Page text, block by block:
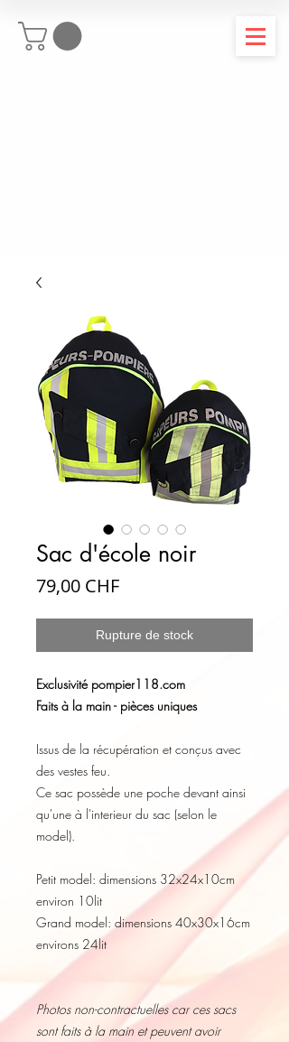
Sac d'école noir
79,00 CHFPrix
Rupture de stock
Exclusivité pompier118.com
Faits à la main - pièces uniques
Issus de la récupération et conçus avec
des vestes feu.
Ce sac possède une poche devant ainsi
qu'une à l'interieur du sac (selon le
model).
Petit model: dimensions 32x24x10cm
environ 10lit
Grand model: dimensions 40x30x16cm
environs 24lit
Photos non-contractuelles car ces sacs
sont faits à la main et peuvent avoir